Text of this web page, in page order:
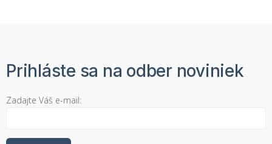
Prihláste sa na odber noviniek
Zadajte Váš e-mail: